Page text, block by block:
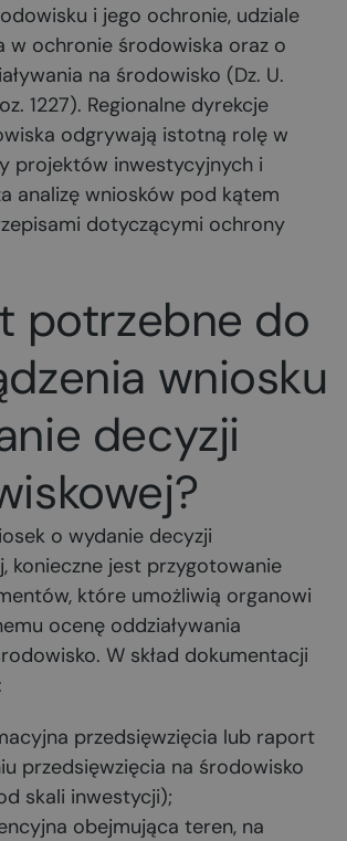
i jego ochronie, udziale
w ochronie środowiska oraz o
na środowisko (Dz. U.
1227). Regionalne dyrekcje
odgrywają istotną rolę w
projektów inwestycyjnych i
analizę wniosków pod kątem
dotyczącymi ochrony
potrzebne do
wniosku
decyzji
o wydanie decyzji
konieczne jest przygotowanie
które umożliwią organowi
ocenę oddziaływania
W skład dokumentacji
przedsięwzięcia lub raport
przedsięwzięcia na środowisko
skali inwestycji);
obejmująca teren, na